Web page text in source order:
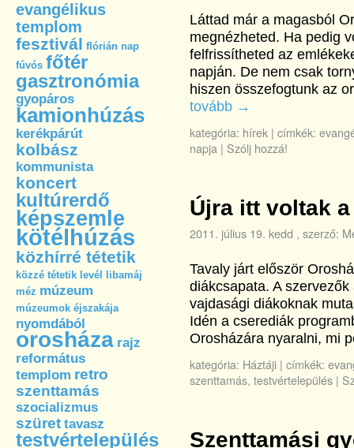
evangélikus
templom
fesztivál flórián nap
fúvós főtér
gasztronómia
gyopáros
kamionhúzás
kerékpárút
kolbász
kommunista
koncert
kultúrerdő
képszemle
kötélhúzás
közhírré tétetik
közzé tétetik levél
libamáj
méz múzeum
múzeumok éjszakája
nyomdából
orosháza rajz
református
templom retro
szenttamás
szocializmus
szüret tavasz
testvértelepülés
Láttad már a magasból
megnézheted. Ha pedig
felfrissítheted az
napján. De nem csak
hiszen összefogtunk az
tovább →
kategória: hírek | címkék:
napja | Szólj hozzá!
Újra itt voltak
2011. július 19. kedd , szerző:
Tavaly járt először
diákcsapata. A
vajdasági diákoknak
Idén a cserediák
Orosházára nyaralni, mi
kategória: Háztáji | címkék:
szenttamás, testvértelepülés |
Szenttamási